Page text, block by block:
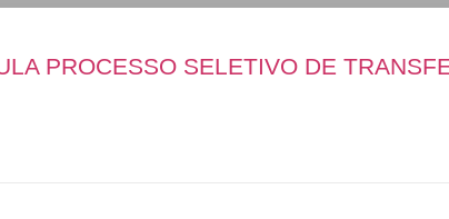
PROCESSO SELETIVO DE